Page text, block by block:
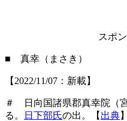
スポ
■ 真幸（まさき）
【2022/11/07：新載】
＃ 日向国諸県郡真幸院（
る。
日下部氏の出。【 出典】